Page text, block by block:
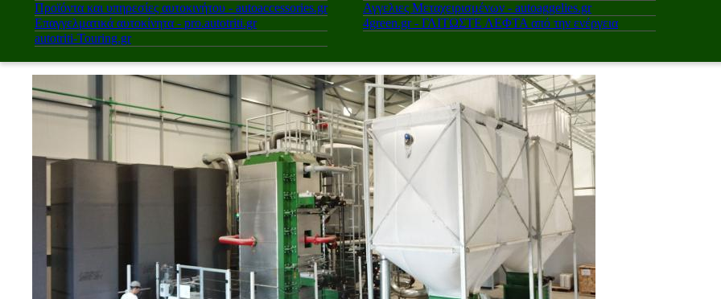
Προϊόντα και υπηρεσίες αυτοκινήτου - autoaccessories.gr
Επαγγελματικά αυτοκίνητα - pro.autotriti.gr
autotriti-Touring.gr
Αγγελιες Μεταχειρισμένων - autoaggelies.gr
4green.gr - ΓΛΙΤΩΣΤΕ ΛΕΦΤΑ από την ενέργεια